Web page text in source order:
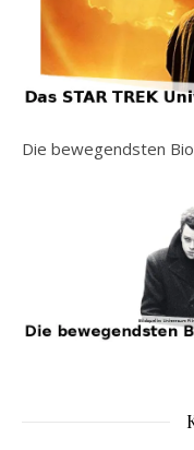
Die bewegendsten